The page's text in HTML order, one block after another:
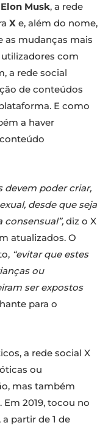
Elon Musk, a rede
X e, além do nome,
as mudanças mais
com
a rede social
de conteúdos
E como
a haver
devem poder criar,
desde que seja
diz o X
atualizados. O
“evitar que estes
ou
ser expostos
para o
a rede social X
ou
mas também
2019, tocou no
partir de 1 de